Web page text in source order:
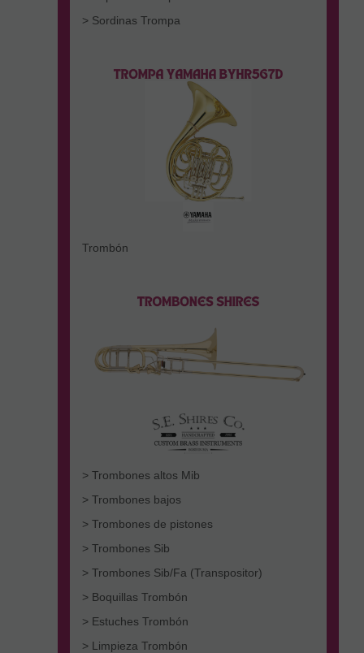
> Sordinas Trompa
Trombón
> Trombones altos Mib
> Trombones bajos
> Trombones de pistones
> Trombones Sib
> Trombones Sib/Fa (Transpositor)
> Boquillas Trombón
> Estuches Trombón
> Limpieza Trombón